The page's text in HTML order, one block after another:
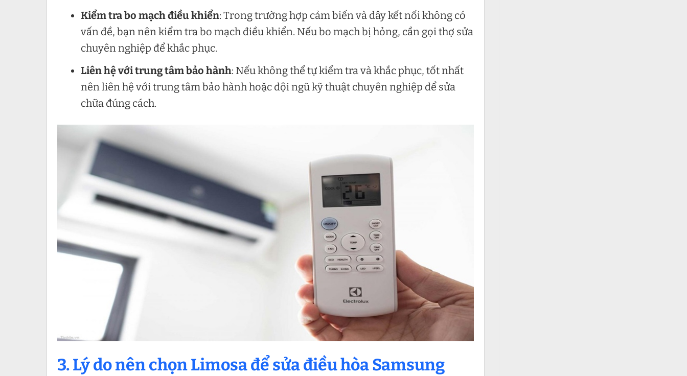
Kiểm tra bo mạch điều khiển: Trong trường hợp cảm biến và dây kết nối không có
vấn đề, bạn nên kiểm tra bo mạch điều khiển. Nếu bo mạch bị hỏng, cần gọi thợ sửa
chuyên nghiệp để khắc phục.
Liên hệ với trung tâm bảo hành: Nếu không thể tự kiểm tra và khắc phục, tốt nhất
nên liên hệ với trung tâm bảo hành hoặc đội ngũ kỹ thuật chuyên nghiệp để sửa
chữa đúng cách.
3. Lý do nên chọn Limosa để sửa điều hòa Samsung